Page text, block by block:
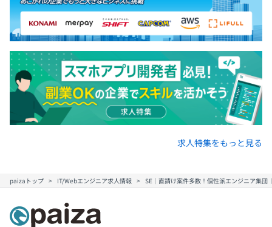
求人特集をもっと見る
paizaトップ IT/Webエンジニア求人情報 SE｜直請け案件多数！個性派エンジニア集